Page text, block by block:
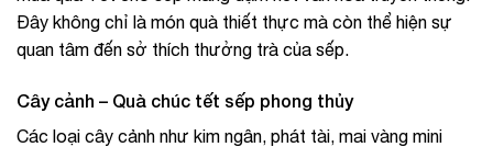
Đây không chỉ là món quà thiết thực mà còn thể hiện sự
quan tâm đến sở thích thưởng trà của sếp.
Cây cảnh – Quà chúc tết sếp phong thủy
Các loại cây cảnh như kim ngân, phát tài, mai vàng mini